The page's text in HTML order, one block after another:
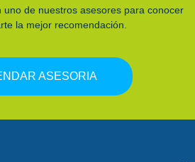
uno de nuestros asesores para conocer
la mejor recomendación.
ASESORIA